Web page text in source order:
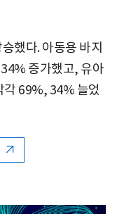
했다. 아동용 바지
증가했고, 유아
각 69%, 34% 늘었